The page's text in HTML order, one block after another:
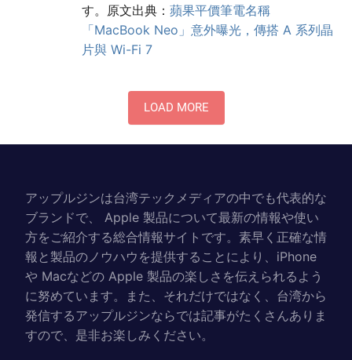
す。原文出典： 蘋果平價筆電名稱
「MacBook Neo」意外曝光，傳搭 A 系列晶
片與 Wi-Fi 7
LOAD MORE
アップルジンは台湾テックメディアの中でも代表的な
ブランドで、 Apple 製品について最新の情報や使い
方をご紹介する総合情報サイトです。素早く正確な情
報と製品のノウハウを提供することにより、iPhone
や Macなどの Apple 製品の楽しさを伝えられるよう
に努めています。また、それだけではなく、台湾から
発信するアップルジンならでは記事がたくさんありま
すので、是非お楽しみください。